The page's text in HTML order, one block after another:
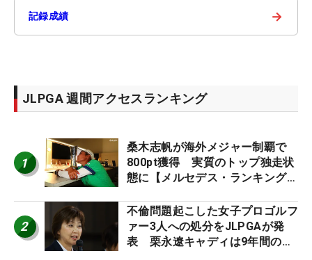
記録成績 →
JLPGA 週間アクセスランキング
1
桑木志帆が海外メジャー制覇で
800pt獲得 実質のトップ独走状
態に【メルセデス・ランキング番
2
不倫問題起こした女子プロゴルフ
ァー3人への処分をJLPGAが発
表 栗永遼キャディは9年間の立